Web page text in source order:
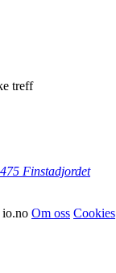
treff
Finstadjordet
io.no Om oss Cookies